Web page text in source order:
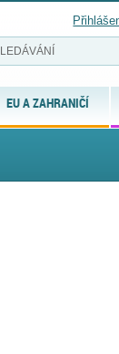
EU A ZAHRANIČÍ